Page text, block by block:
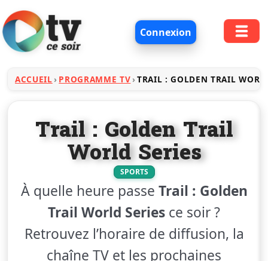
Connexion
ACCUEIL PROGRAMME TV TRAIL : GOLDEN TRAIL
Trail : Golden Trail
World Series
SPORTS
À quelle heure passe Trail : Golden
Trail World Series ce soir ?
Retrouvez l’horaire de diffusion, la
chaîne TV et les prochaines